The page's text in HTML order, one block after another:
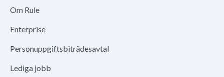
Om Rule
Enterprise
Personuppgiftsbiträdesavtal
Lediga jobb